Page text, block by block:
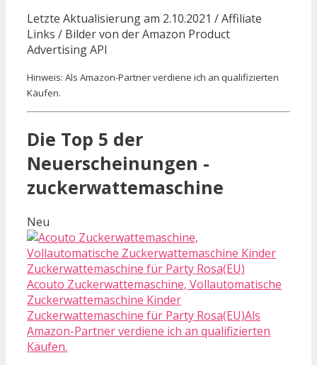
Letzte Aktualisierung am 2.10.2021 / Affiliate
Links / Bilder von der Amazon Product
Advertising API
Hinweis: Als Amazon-Partner verdiene ich an qualifizierten
Käufen.
Die Top 5 der
Neuerscheinungen -
zuckerwattemaschine
Neu
Acouto Zuckerwattemaschine, Vollautomatische
Zuckerwattemaschine Kinder
Zuckerwattemaschine für Party Rosa(EU)Als
Amazon-Partner verdiene ich an qualifizierten
Käufen.